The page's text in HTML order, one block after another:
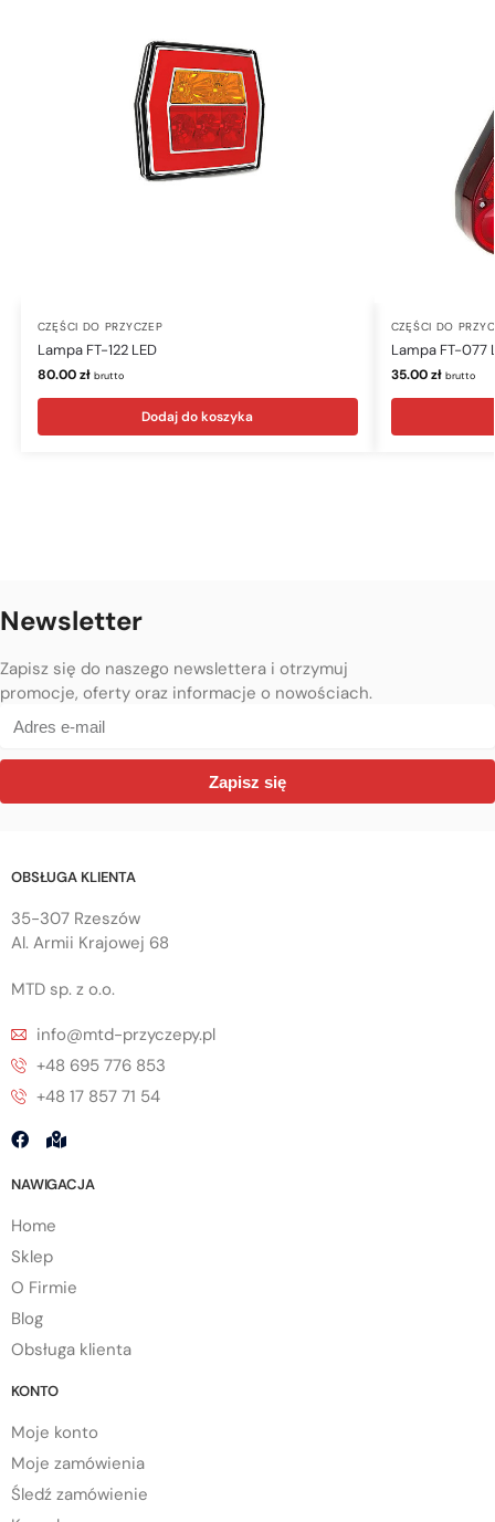
CZĘŚCI DO PRZYCZEP
Lampa FT-122 LED
80.00zł brutto
Dodaj do koszyka
CZĘŚCI DO
Lampa FT-077
35.00zł brutto
Newsletter
Zapisz się do naszego newslettera i otrzymuj
promocje, oferty oraz informacje o nowościach.
Zapisz się
OBSŁUGA KLIENTA
35-307 Rzeszów
Al. Armii Krajowej 68
MTD sp. z o.o.
info@mtd-przyczepy.pl
+48 695 776 853
+48 17 857 71 54
NAWIGACJA
Home
Sklep
O Firmie
Blog
Obsługa klienta
KONTO
Moje konto
Moje zamówienia
Śledź zamówienie